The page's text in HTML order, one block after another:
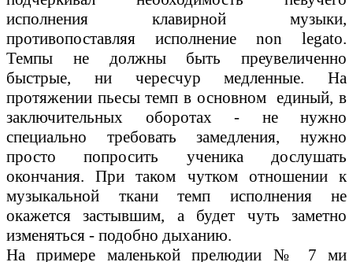
исполнения клавирной музыки,
противопоставляя исполнение non legato.
Темпы не должны быть преувеличенно
быстрые, ни чересчур медленные. На
протяжении пьесы темп в основном единый, в
заключительных оборотах - не нужно
специально требовать замедления, нужно
просто попросить ученика дослушать
окончания. При таком чутком отношении к
музыкальной ткани темп исполнения не
окажется застывшим, а будет чуть заметно
изменяться - подобно дыханию.
На примере маленькой прелюдии № 7 ми